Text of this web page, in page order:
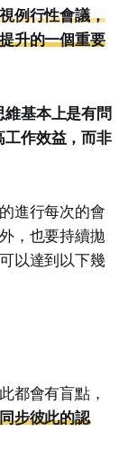
例行性會議，
升的一個重要
基本上是有問
工作效益，而非
進行每次的會
，也要持續拋
以達到以下幾
都會有盲點，
步彼此的認